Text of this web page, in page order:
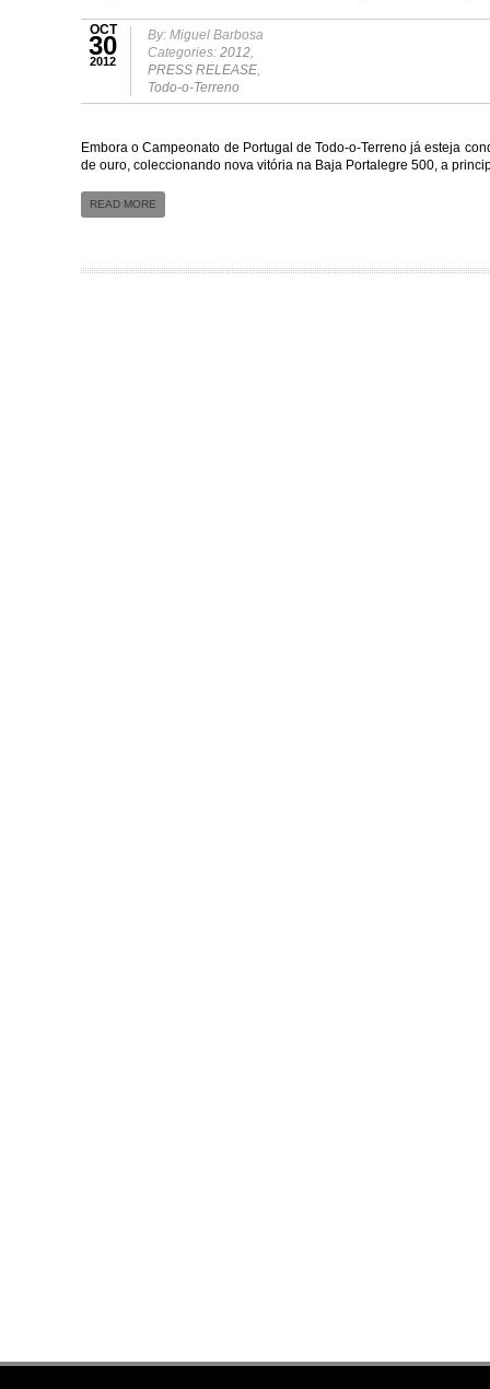
OCT
30
2012
By: Miguel Barbosa
Categories: 2012,
PRESS RELEASE,
Todo-o-Terreno
Embora o Campeonato de Portugal de Todo-o-Terreno já esteja
de ouro, coleccionando nova vitória na Baja Portalegre 500, a
READ MORE